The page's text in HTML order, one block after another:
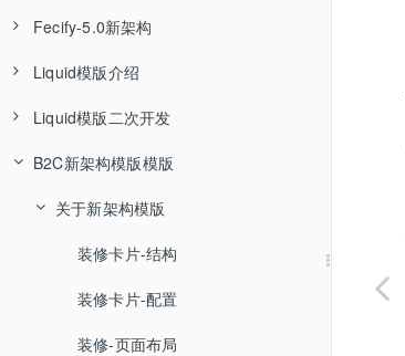
Fecify-5.0新架构
Fecify 新架构模版
Fecify AI知识库
Liquid模版介绍
liquid font字体
Liquid模版和VUE模版优劣分析
整页缓存
性能测速：debugbear.com
Google跑分：pagespeed.web.dev
Fecify-5.0版本
Liquid模版二次开发
模版文件结构
config-全局配置
layout-模版入口文件
locales-翻译文件
section-装修卡片
schema
schema配置子项
schema类型1：文本显示
schema类型2：基本类型
liquid基础知识
liquid tag
tag：条件-Conditional
Filter过滤器
B2C新架构模版模版
关于新架构模版
装修卡片-结构
装修卡片-配置
装修-页面布局